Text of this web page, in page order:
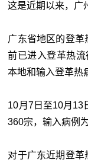
这是近期以来，广
广东省地区的登革
前已进入登革热
本地和输入登革热
10月7日至10月13
360宗，输入病例
对于广东近期登革